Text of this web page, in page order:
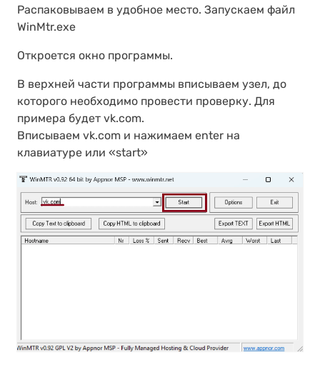
Распаковываем в удобное место. Запускаем файл
WinMtr.exe
Откроется окно программы.
В верхней части программы вписываем узел, до
которого необходимо провести проверку. Для
примера будет vk.com.
Вписываем vk.com и нажимаем enter на
клавиатуре или «start»